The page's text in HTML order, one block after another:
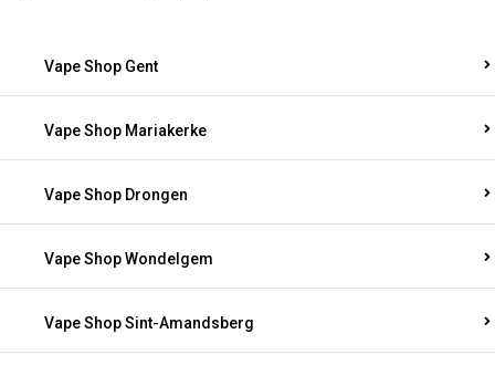
Vape Shop Gent
Vape Shop Mariakerke
Vape Shop Drongen
Vape Shop Wondelgem
Vape Shop Sint-Amandsberg